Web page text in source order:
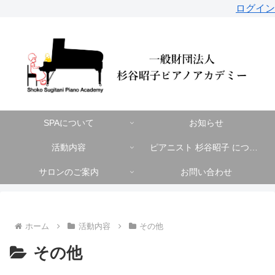
ログイン
SPAについて お知らせ
活動内容
サロンのご案内 お問い合わせ
ホーム 活動内容 その他
その他